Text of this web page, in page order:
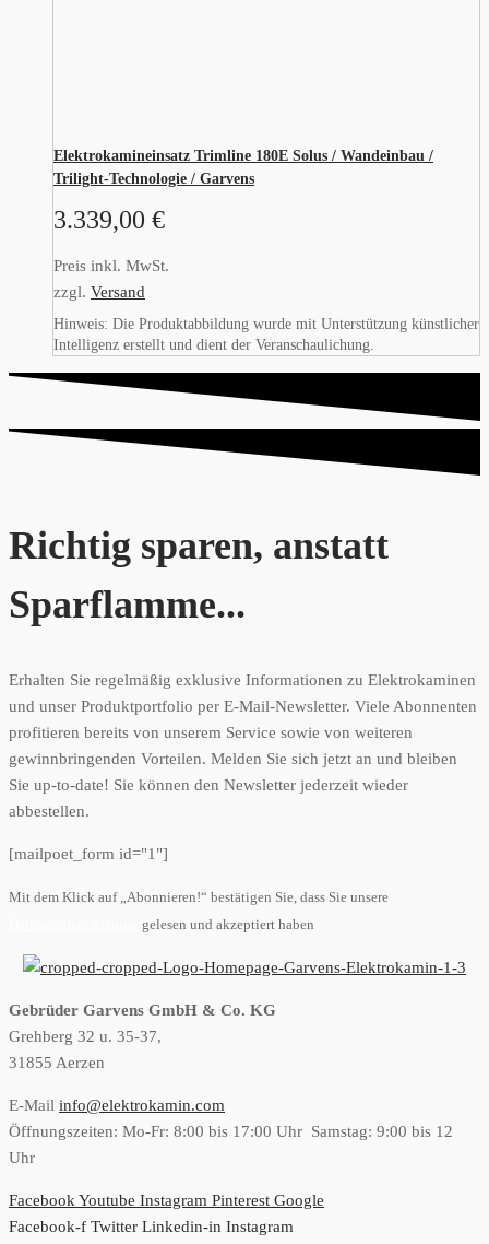
Elektrokamineinsatz Trimline 180E Solus / Wandeinbau /
Trilight-Technologie / Garvens
3.339,00 €
Preis inkl. MwSt.
zzgl. Versand
Hinweis: Die Produktabbildung wurde mit Unterstützung künstlicher
Intelligenz erstellt und dient der Veranschaulichung.
Richtig sparen, anstatt
Sparflamme...
Erhalten Sie regelmäßig exklusive Informationen zu Elektrokaminen
und unser Produktportfolio per E-Mail-Newsletter. Viele Abonnenten
profitieren bereits von unserem Service sowie von weiteren
gewinnbringenden Vorteilen. Melden Sie sich jetzt an und bleiben
Sie up-to-date! Sie können den Newsletter jederzeit wieder
abbestellen.
[mailpoet_form id="1"]
Mit dem Klick auf „Abonnieren!“ bestätigen Sie, dass Sie unsere
gelesen und akzeptiert haben
Gebrüder Garvens GmbH & Co. KG
Grehberg 32 u. 35-37,
31855 Aerzen
E-Mail info@elektrokamin.com
Öffnungszeiten: Mo-Fr: 8:00 bis 17:00 Uhr Samstag: 9:00 bis 12
Uhr
Facebook Youtube Instagram Pinterest Google
Facebook-f Twitter Linkedin-in Instagram